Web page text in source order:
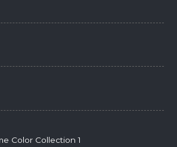
Color Collection 1